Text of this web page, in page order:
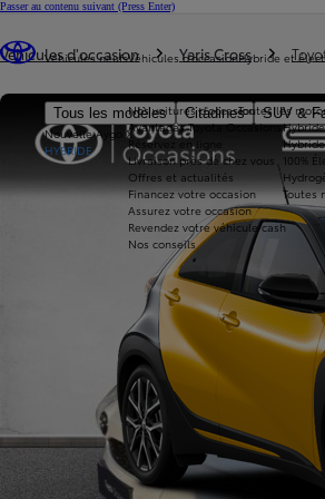
Passer au contenu suivant (Press Enter)
Véhicules neufs
Tous les modèles Citadines SUV &
Nouvelle Aygo X
HYBRIDE
Véhicules d'occasion
Nos voitures d'occasion
Avantages Toyota Occasions
Réservez en ligne
Livraison près de chez vous
Offres et actualités
Financez votre occasion
Assurez votre occasion
Revendez votre véhicule cash
Nos conseils
Hybride et
Toutes les
Hybride
100%
Toutes
Véhicules d'occasion Yaris Cross